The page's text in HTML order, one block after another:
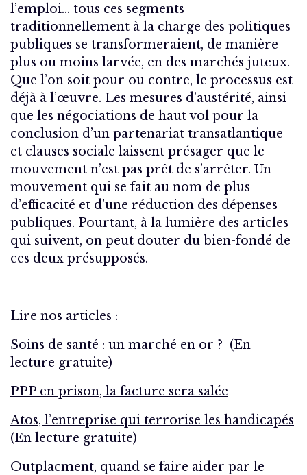
l’emploi… tous ces segments
traditionnellement à la charge des politiques
publiques se transformeraient, de manière
plus ou moins larvée, en des marchés juteux.
Que l’on soit pour ou contre, le processus est
déjà à l’œuvre. Les mesures d’austérité, ainsi
que les négociations de haut vol pour la
conclusion d’un partenariat transatlantique
et clauses sociale laissent présager que le
mouvement n’est pas prêt de s’arrêter. Un
mouvement qui se fait au nom de plus
d’efficacité et d’une réduction des dépenses
publiques. Pourtant, à la lumière des articles
qui suivent, on peut douter du bien-fondé de
ces deux présupposés.
Lire nos articles :
Soins de santé : un marché en or ? (En
lecture gratuite)
PPP en prison, la facture sera salée
Atos, l’entreprise qui terrorise les handicapés
(En lecture gratuite)
Outplacment, quand se faire aider par le